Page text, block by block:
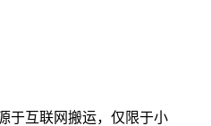
于互联网搬运，仅限于小